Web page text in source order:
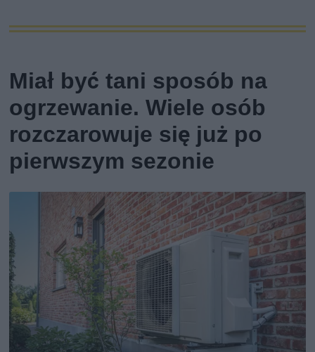
Miał być tani sposób na
ogrzewanie. Wiele osób
rozczarowuje się już po
pierwszym sezonie